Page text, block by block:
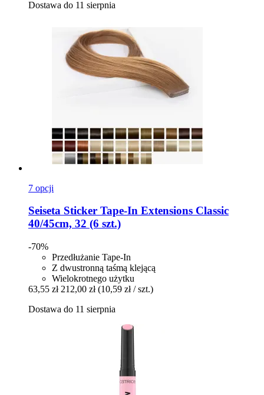
Dostawa do 11 sierpnia
7 opcji
Seiseta Sticker Tape-​In Extensions Classic
40/45cm, 32 (6 szt.)
-70%
Przedłużanie Tape-In
Z dwustronną taśmą klejącą
Wielokrotnego użytku
63,55 zł 212,00 zł (10,59 zł / szt.)
Dostawa do 11 sierpnia